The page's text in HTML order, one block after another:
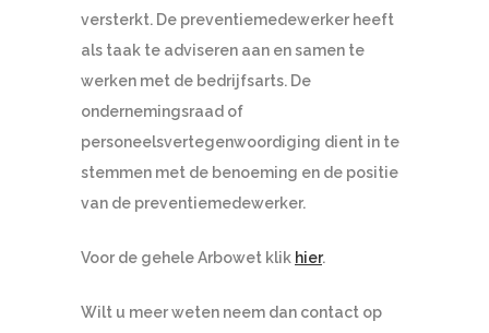
versterkt. De preventiemedewerker heeft
als taak te adviseren aan en samen te
werken met de bedrijfsarts. De
ondernemingsraad of
personeelsvertegenwoordiging dient in te
stemmen met de benoeming en de positie
van de preventiemedewerker.
Voor de gehele Arbowet klik hier.
Wilt u meer weten neem dan contact op